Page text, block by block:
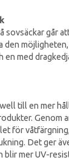
sovsäckar går
den
en med
till en mer
Genom
för
Det ger
blir mer UV-